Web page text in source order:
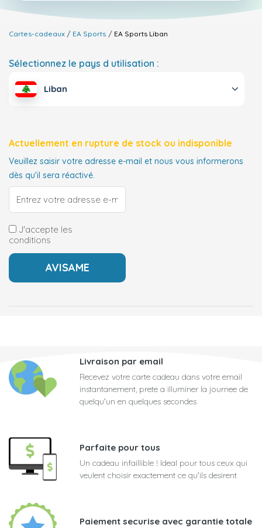
Cartes-cadeaux EA Sports EA Sports Liban
Sélectionnez le pays d utilisation :
Liban
Actuellement en rupture de stock ou indisponible
Veuillez saisir votre adresse e-mail et nous vous informerons
dès qu'il sera réactivé.
J'accepte les
conditions
Livraison par email
Recevez votre carte cadeau dans votre email
instantanement, prete a illuminer la journee de
quelqu'un en quelques secondes
Parfaite pour tous
Un cadeau infaillible ! Ideal pour tous ceux qui
veulent choisir exactement ce qu'ils desirent
Paiement securise avec garantie totale